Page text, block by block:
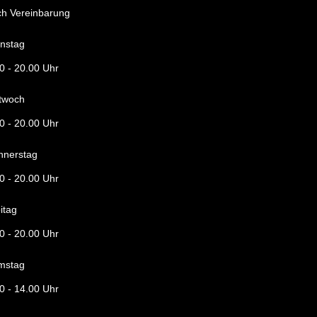
Vereinbarung
- 20.00 Uhr
- 20.00 Uhr
- 20.00 Uhr
- 20.00 Uhr
- 14.00 Uhr